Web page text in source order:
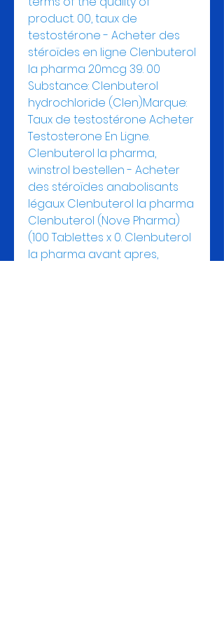
product. 00, taux de
testostérone - Acheter des
stéroïdes en ligne Clenbuterol
la pharma 20mcg 39. 00
Substance: Clenbuterol
hydrochloride (Clen)Marque:
Taux de testostérone Acheter
Testosterone En Ligne.
Clenbuterol la pharma,
winstrol bestellen - Acheter
des stéroïdes anabolisants
légaux Clenbuterol la pharma
Clenbuterol (Nove Pharma)
(100 Tablettes x 0. Clenbuterol
la pharma avant apres,